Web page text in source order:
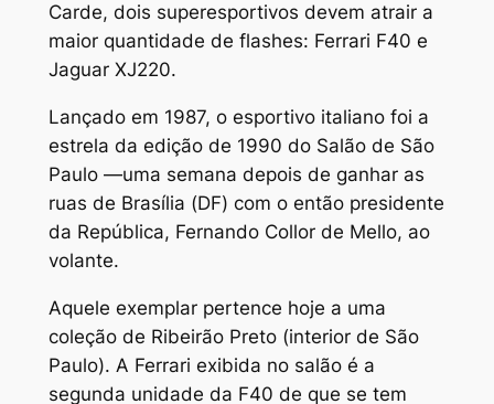
Carde, dois superesportivos devem atrair a
maior quantidade de flashes: Ferrari F40 e
Jaguar XJ220.
Lançado em 1987, o esportivo italiano foi a
estrela da edição de 1990 do Salão de São
Paulo —uma semana depois de ganhar as
ruas de Brasília (DF) com o então presidente
da República, Fernando Collor de Mello, ao
volante.
Aquele exemplar pertence hoje a uma
coleção de Ribeirão Preto (interior de São
Paulo). A Ferrari exibida no salão é a
segunda unidade da F40 de que se tem